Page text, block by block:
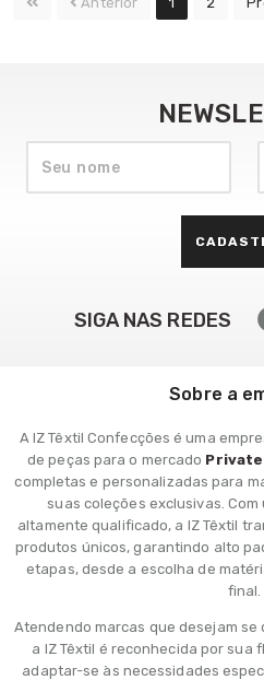
SIGA NAS REDES
Sobre a
A IZ Têxtil Confecções é uma
de peças para o mercado
completas e personalizadas para
suas coleções exclusivas.
altamente qualificado, a IZ Têxtil
produtos únicos, garantindo alto
etapas, desde a escolha de
final.
Atendendo marcas que desejam
a IZ Têxtil é reconhecida por sua
adaptar-se às necessidades